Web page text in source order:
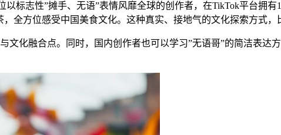
标志性”摊手、无语”表情风靡全球的创作者，在TikTok平台拥
全方位感受中国美食文化。这种真实、接地气的文化探索方式，
化融合点。同时，国内创作者也可以学习”无语哥”的简洁表达